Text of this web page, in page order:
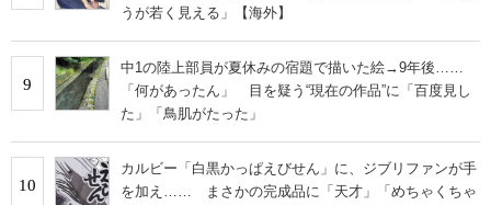
うが若く見える」【海外】
9
中1の陸上部員が夏休みの宿題で描いた絵→9年後……
「何があったん」 目を疑う“現在の作品”に「百度見し
た」「鳥肌がたった」
10
カルビー「白黒かっぱえびせん」に、ジブリファンが手
を加え…… まさかの完成品に「天才」「めちゃくちゃ